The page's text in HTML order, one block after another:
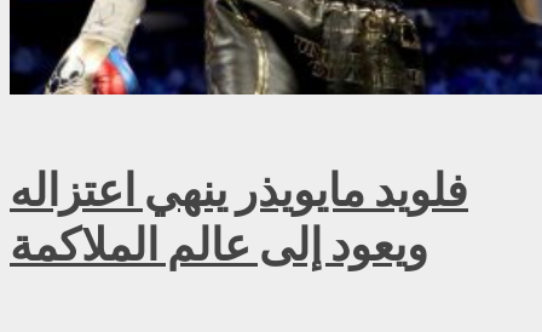
فلويد مايويذر ينهي اعتزاله
ويعود إلى عالم الملاكمة